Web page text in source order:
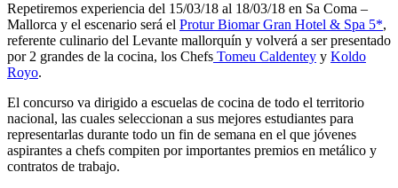
Repetiremos experiencia del 15/03/18 al 18/03/18 en Sa Coma –
Mallorca y el escenario será el Protur Biomar Gran Hotel & Spa 5*,
referente culinario del Levante mallorquín y volverá a ser presentado
por 2 grandes de la cocina, los Chefs Tomeu Caldentey y Koldo
Royo.
El concurso va dirigido a escuelas de cocina de todo el territorio
nacional, las cuales seleccionan a sus mejores estudiantes para
representarlas durante todo un fin de semana en el que jóvenes
aspirantes a chefs compiten por importantes premios en metálico y
contratos de trabajo.